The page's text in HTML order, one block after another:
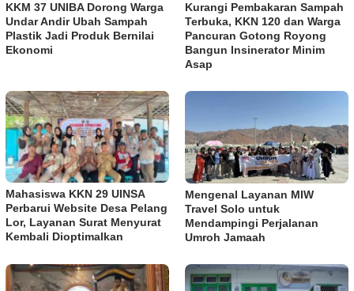
KKM 37 UNIBA Dorong Warga
Undar Andir Ubah Sampah
Plastik Jadi Produk Bernilai
Ekonomi
Kurangi Pembakaran Sampah
Terbuka, KKN 120 dan Warga
Pancuran Gotong Royong
Bangun Insinerator Minim
Asap
Mahasiswa KKN 29 UINSA
Perbarui Website Desa Pelang
Lor, Layanan Surat Menyurat
Kembali Dioptimalkan
Mengenal Layanan MIW
Travel Solo untuk
Mendampingi Perjalanan
Umroh Jamaah